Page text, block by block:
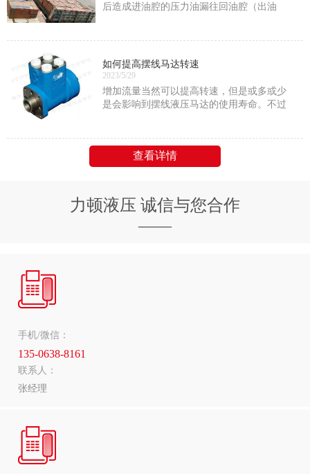
后造成进油腔的压力油漏往回油腔（出油
如何提高摆线马达转速
2023/5/29
增加流量当然可以提高转速，但是或多或少
是会影响到摆线液压马达的使用寿命。不过
查看详情
力顿液压 诚信与您合作
——
手机/微信：
135-0638-8161
联系人：
张经理